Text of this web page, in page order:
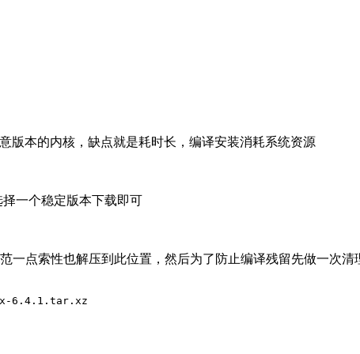
版本的内核，缺点就是耗时长，编译安装消耗系统资源
择一个稳定版本下载即可
一点索性也解压到此位置，然后为了防止编译残留先做一次清
6.4.1.tar.xz